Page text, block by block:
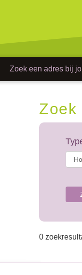
Zoek een adres bij
Zoek
0